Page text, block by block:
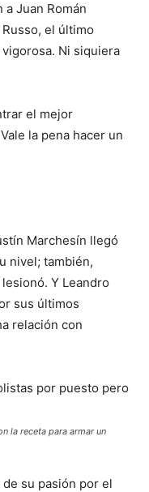
Juan Román
el último
Ni siquiera
el mejor
la pena hacer un
Marchesín llegó
nivel; también,
Y Leandro
sus últimos
relación con
la receta para armar un
su pasión por el